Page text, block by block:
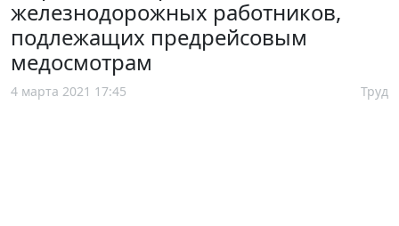
железнодорожных работников,
подлежащих предрейсовым
медосмотрам
4 марта 2021 17:45 Труд